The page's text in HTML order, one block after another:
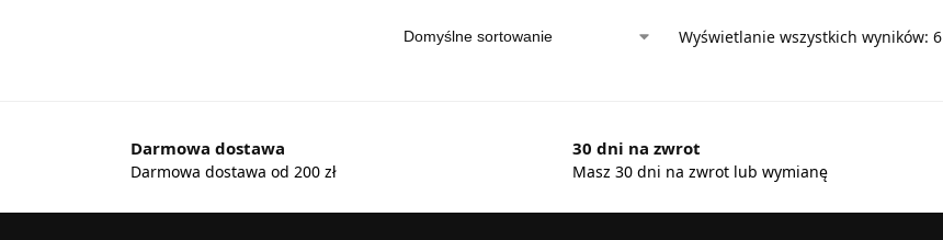
Wyświetlanie wszystkich wyników: 6
Darmowa dostawa
Darmowa dostawa od 200 zł
30 dni na zwrot
Masz 30 dni na zwrot lub wymianę